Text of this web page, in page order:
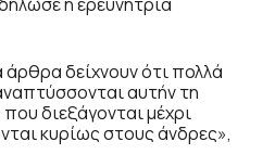
δείχνουν ότι πολλά
αυτήν τη
που διεξάγονται μέχρι
κυρίως στους άνδρες»,